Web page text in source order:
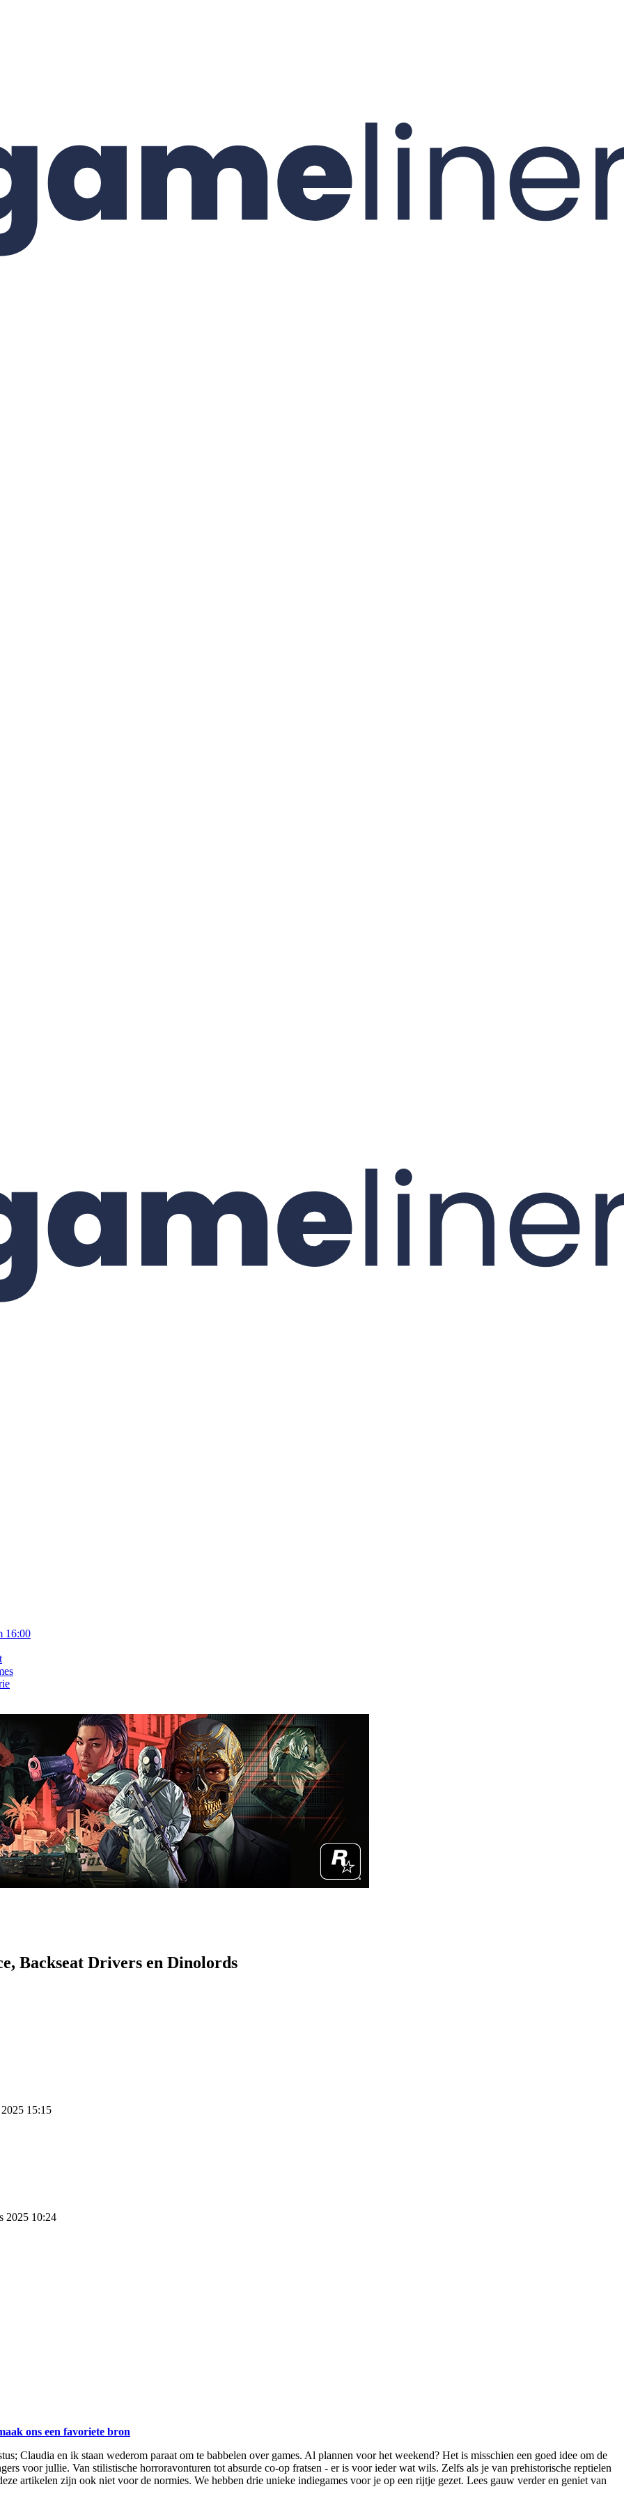
16:00
Backseat Drivers en Dinolords
15:15
2025 10:24
ons een favoriete bron
Claudia en ik staan wederom paraat om te babbelen over games. Al plannen voor het weekend? Het is misschien een goed idee om de
voor jullie. Van stilistische horroravonturen tot absurde co-op fratsen - er is voor ieder wat wils. Zelfs als je van prehistorische reptielen
artikelen zijn ook niet voor de normies. We hebben drie unieke indiegames voor je op een rijtje gezet. Lees gauw verder en geniet van